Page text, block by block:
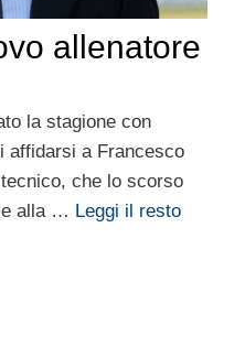
allenatore
la stagione con
affidarsi a Francesco
che lo scorso
alla … Leggi il resto